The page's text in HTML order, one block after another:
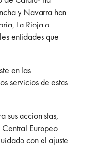
y Navarra han
La Rioja o
entidades que
en las
servicios de estas
sus accionistas,
Europeo
con el ajuste